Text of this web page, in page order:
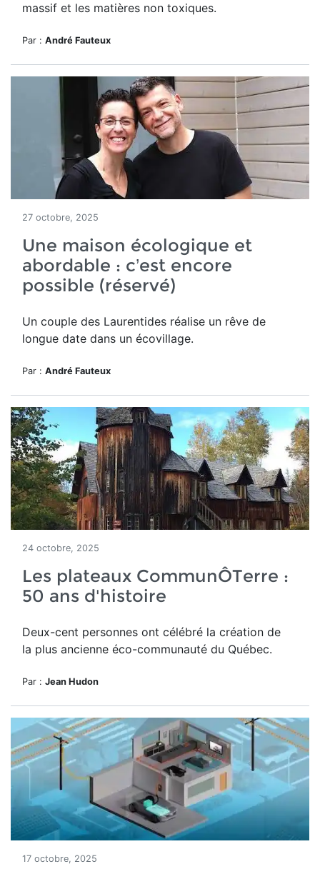
massif et les matières non toxiques.
Par : André Fauteux
27 octobre, 2025
Une maison écologique et
abordable : c’est encore
possible (réservé)
Un couple des Laurentides réalise un rêve de
longue date dans un écovillage.
Par : André Fauteux
24 octobre, 2025
Les plateaux CommunÔTerre :
50 ans d'histoire
Deux-cent personnes ont célébré la création de
la plus ancienne éco-communauté du Québec.
Par : Jean Hudon
17 octobre, 2025